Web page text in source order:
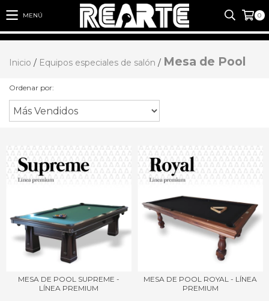
MENÚ 0
Inicio / Equipos especiales de salón / Mesa de Pool
Ordenar por:
MESA DE POOL SUPREME -
LÍNEA PREMIUM
MESA DE POOL ROYAL - LÍNEA
PREMIUM